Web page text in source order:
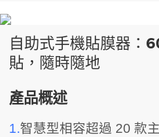
自助式手機貼膜器：
貼，隨時隨地
產品概述
1.智慧型相容超過 20 款